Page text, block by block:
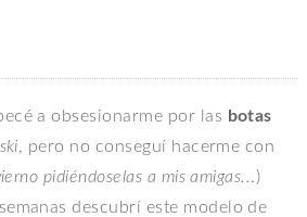
a obsesionarme por las botas
, pero no conseguí hacerme con
pidiéndoselas a mis amigas...)
descubrí este modelo de